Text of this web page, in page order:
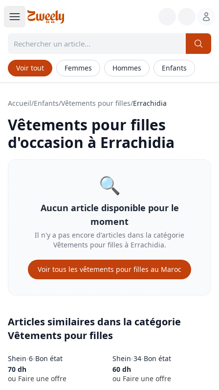
Voir tout Femmes Hommes Enfants
Accueil/Enfants/Vêtements pour filles/Errachidia
Vêtements pour filles
d'occasion à Errachidia
🔍
Aucun article disponible pour le
moment
Il n'y a pas encore d'articles dans la catégorie
Vêtements pour filles à Errachidia.
Voir tous les vêtements pour filles au Maroc
Articles similaires dans la catégorie
Vêtements pour filles
Shein-6-Bon état
70 dh
ou Faire une offre
Shein-34-Bon état
60 dh
ou Faire une offre